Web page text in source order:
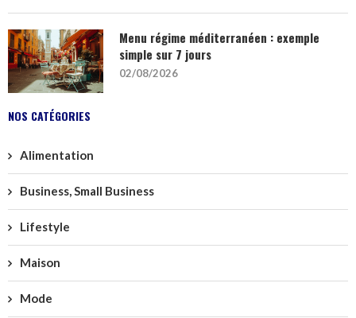
Menu régime méditerranéen : exemple
simple sur 7 jours
02/08/2026
NOS CATÉGORIES
Alimentation
Business, Small Business
Lifestyle
Maison
Mode